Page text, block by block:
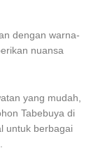
dengan warna-
nuansa
yang mudah,
Tabebuya di
untuk berbagai